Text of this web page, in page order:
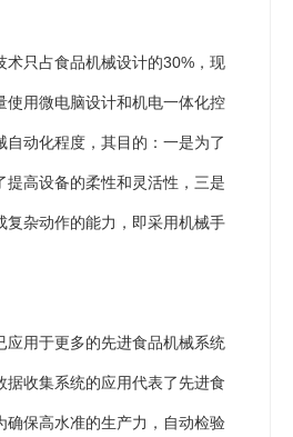
只占食品机械设计的30%，现
使用微电脑设计和机电一体化控
自动化程度，其目的：一是为了
提高设备的柔性和灵活性，三是
复杂动作的能力，即采用机械手
用于更多的先进食品机械系统
据收集系统的应用代表了先进食
确保高水准的生产力，自动检验